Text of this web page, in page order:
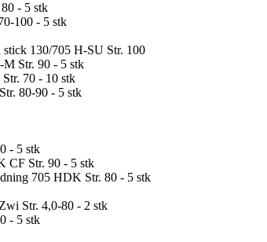
- 5 stk
100 - 5 stk
stick 130/705 H-SU Str. 100
M Str. 90 - 5 stk
70 - 10 stk
80-90 - 5 stk
- 5 stk
CF Str. 90 - 5 stk
705 HDK Str. 80 - 5 stk
Str. 4,0-80 - 2 stk
- 5 stk